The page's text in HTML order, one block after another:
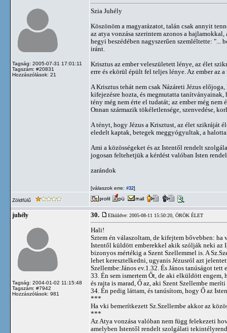
Tagság: 2005-07-31 17:01:11
Tagszám: #20831
Hozzászólások: 21
Szia Juhély
Köszönöm a magyarázatot, talán csak annyit
az atya vonzása szerintem azonos a
hegyi beszédében nagyszerűen szemléltette:
iránt.
Krisztus az ember veleszületett lénye, az élet
erre és ekörül épült fel teljes lénye. Az ember az
A Krisztus tehát nem csak Názáreti Jézus
kifejezésre hozta, és megmutatta
tény még nem érte el tudatát; az ember még
Onnan származik tökéletlensége, szenvedése,
A tényt, hogy Jézus a Krisztust, az élet szikráját
eledelt kaptak, betegek meggyógyultak, a
Ami a közösségeket és az Istentől rendelt
jogosan feltehetjük a kérdést valóban Isten
zarándok
[válaszok erre: #32]
Zöldfülű
juhély
Tagság: 2004-01-02 11:15:48
Tagszám: #7942
Hozzászólások: 981
30. Elküldve: 2005-08-11 15:50:20, ÖRÖK ÉLET
Hali!
Sztem én válaszoltam, de kifejtem bővebben:
Istentől küldött emberekkel akik szólják neki az
bizonyos mértékig a Szent Szellemmel is. A
lehet keresztelkedni, ugyanis Jézusról azt
Szellembe:János ev.1.32. És János tanúságot
33. Én sem ismertem Őt, de aki elküldött
és rajta is marad, Ő az, aki Szent Szellembe
34. Én pedig láttam, és tanúsítom, hogy Ő az
***
Ha vki bemerítkezett Sz.Szellembe akkor az
***
Az Atya vonzása valóban nem függ felekezeti
amelyben Istentől rendelt szolgálati